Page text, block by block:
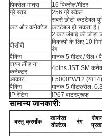
पिक्सेल मात्रा
16 पिक्सेल/मीटर
ग्रे स्तर
256 ग्रे स्केल
कट और कनेक्टेड
सबसे छोटी कटटेबल
कटटेबल हो सकता है।
2 कट लंबाई को जोड़ा
पीसीबी
विकल्पों के लिए 10
रंग
पैकिंग
मानक 5 मीटर / रील /
वायर लीड या
कनेक्टर
4pins JST SM
आकार:
L5000*W12
पैकिंग
मानक 5 मीटर/रोल,
IP रेटिंग
IP67 वाटरप्रूफ
सामान्य जानकारी:
बस्तु क्रमाँक
कार्यरत
वोल्टेज
रंग